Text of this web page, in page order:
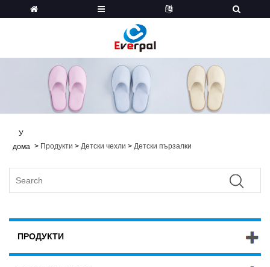
У
дома > Продукти > Детски чехли > Детски пързалки
ПРОДУКТИ